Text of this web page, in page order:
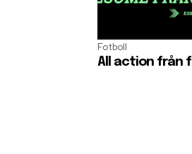
Fotboll
All action från